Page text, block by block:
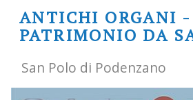
ANTICHI ORGANI -
PATRIMONIO DA
San Polo di Podenzano